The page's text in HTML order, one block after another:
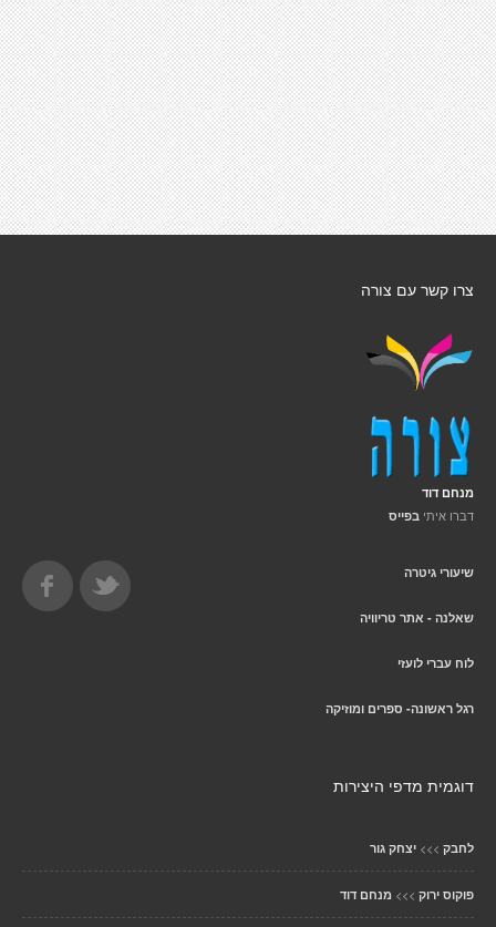
צרו קשר עם צורה
מנחם דוד
דברו איתי בפייס
שיעורי גיטרה
שאלנה - אתר טריוויה
לוח עברי לועזי
רגל ראשונה- ספרים ומוזיקה
דוגמית מדפי היצירות
לחבק >>> יצחק גור
פוקוס ירוק >>> מנחם דוד